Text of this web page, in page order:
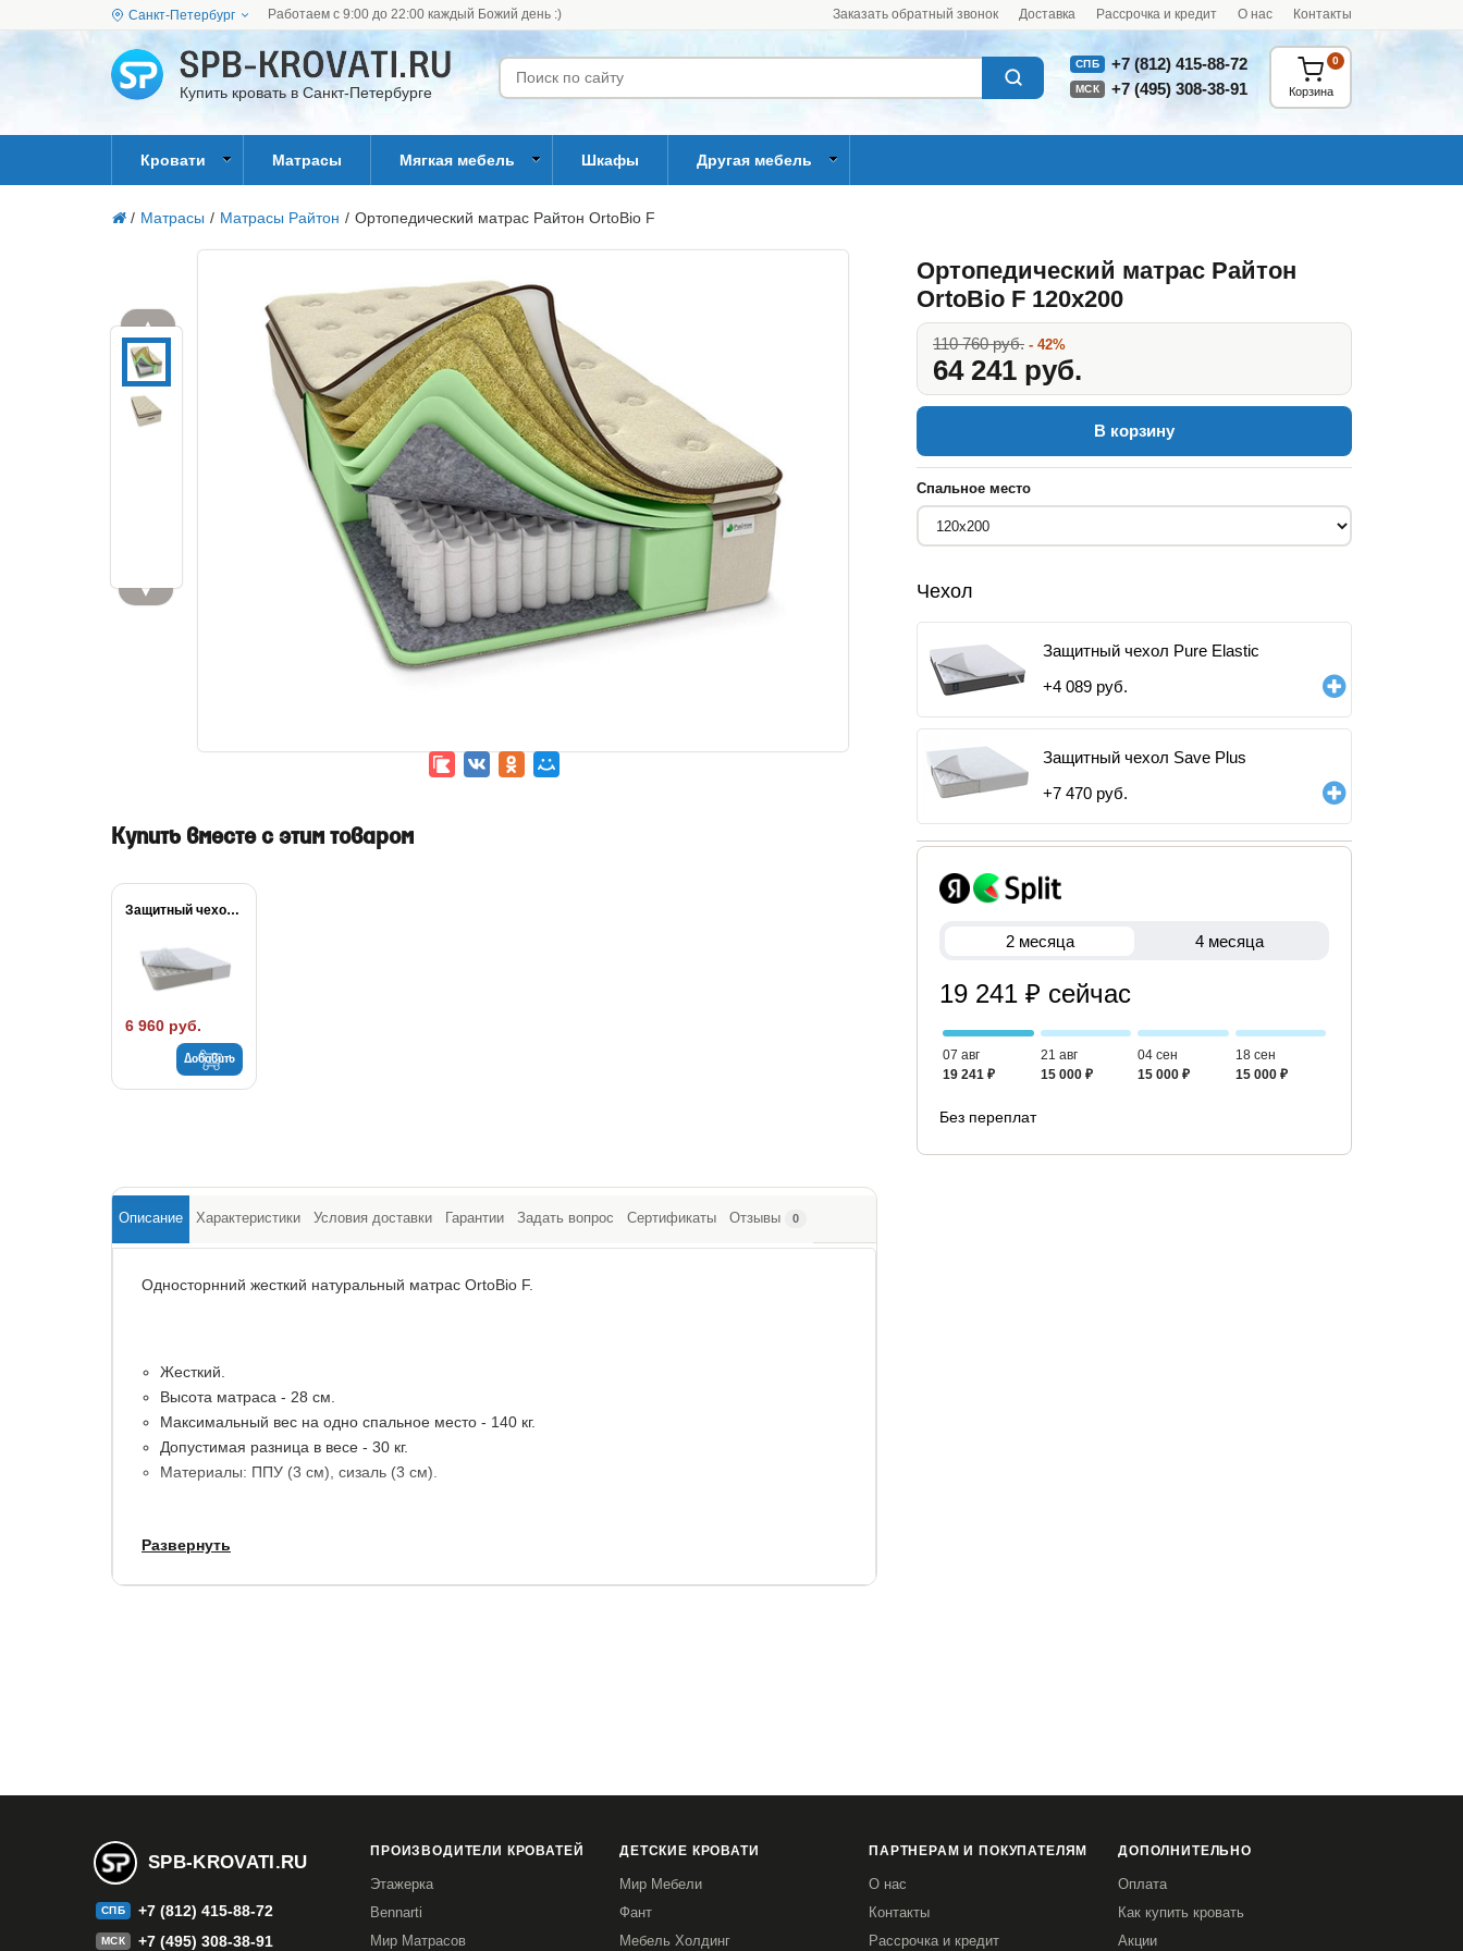
Санкт-Петербург Работаем с 9:00 до 22:00 каждый Божий день :) Заказать обратный звонок Доставка Рассрочка и кредит О нас Контакты
Купить кровать в Санкт-Петербурге
СПБ +7 (812) 415-88-72
МСК +7 (495) 308-38-91 Корзина
0
Кровати Матрасы Мягкая мебель Шкафы Другая мебель
/ Матрасы / Матрасы Райтон / Ортопедический матрас Райтон OrtoBio F
▲
▼
Ортопедический матрас Райтон
OrtoBio F 120x200
110 760 руб. - 42%
64 241 руб.
В корзину
Спальное место
Чехол
Защитный чехол Pure Elastic
+4 089 руб.
Защитный чехол Save Plus
+7 470 руб.
2 месяца 4 месяца
19 241 ₽ сейчас
07 авг
19 241 ₽
21 авг
15 000 ₽
04 сен
15 000 ₽
18 сен
15 000 ₽
Без переплат
Купить вместе с этим товаром
Защитный чехол Cover...
6 960 руб.
Добавить
Описание Характеристики Условия доставки Гарантии Задать вопрос Сертификаты Отзывы 0
Односторнний жесткий натуральный матрас OrtoBio F.
Жесткий.
Высота матраса - 28 см.
Максимальный вес на одно спальное место - 140 кг.
Допустимая разница в весе - 30 кг.
Материалы: ППУ (3 см), сизаль (3 см).
Срок службы: 10 лет.
Гарантия:1,5 года (15 лет при условии покупки наматрасника)
Развернуть
SPB-KROVATI.RU
СПБ +7 (812) 415-88-72
МСК +7 (495) 308-38-91
ПРОИЗВОДИТЕЛИ КРОВАТЕЙ
Этажерка
Bennarti
Мир Матрасов
ДЕТСКИЕ КРОВАТИ
Мир Мебели
Фант
Мебель Холдинг
ПАРТНЕРАМ И ПОКУПАТЕЛЯМ
О нас
Контакты
Рассрочка и кредит
ДОПОЛНИТЕЛЬНО
Оплата
Как купить кровать
Акции